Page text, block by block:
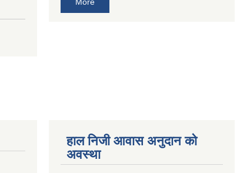
हाल निजी आवास अनुदान काे
अवस्था